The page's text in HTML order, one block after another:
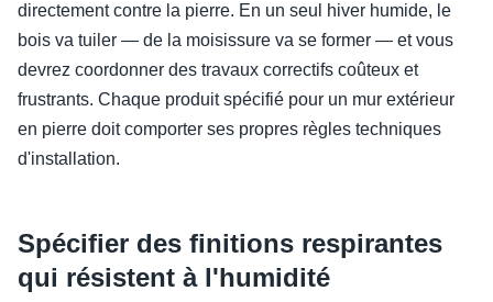
directement contre la pierre. En un seul hiver humide, le
bois va tuiler — de la moisissure va se former — et vous
devrez coordonner des travaux correctifs coûteux et
frustrants. Chaque produit spécifié pour un mur extérieur
en pierre doit comporter ses propres règles techniques
d'installation.
Spécifier des finitions respirantes
qui résistent à l'humidité